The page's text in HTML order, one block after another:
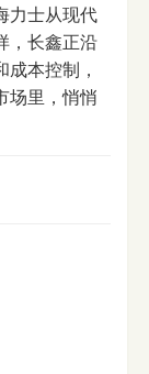
力士从现代
，长鑫正沿
本控制，
场里，悄悄